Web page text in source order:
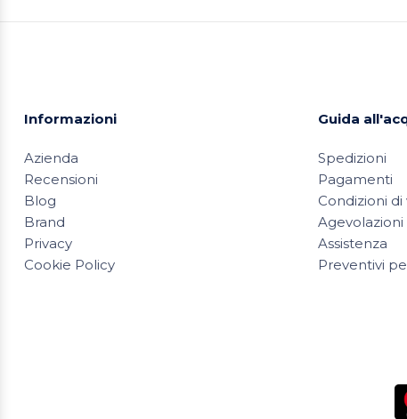
Informazioni
Azienda
Recensioni
Blog
Brand
Privacy
Cookie Policy
Guida
Spedizioni
Pagamenti
Condizioni
Agevolazioni
Assistenza
Preventivi